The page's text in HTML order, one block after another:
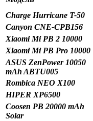
Charge Hurricane T-50
Canyon CNE-CPB156
Xiaomi Mi PB 2 10000
Xiaomi Mi PB Pro 10000
ASUS ZenPower 10050
mAh ABTU005
Rombica NEO X100
HIPER XP6500
Coosen PB 20000 mAh
Solar